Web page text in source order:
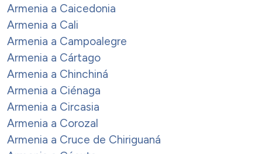
Armenia a Caicedonia
Armenia a Cali
Armenia a Campoalegre
Armenia a Cártago
Armenia a Chinchiná
Armenia a Ciénaga
Armenia a Circasia
Armenia a Corozal
Armenia a Cruce de Chiriguaná